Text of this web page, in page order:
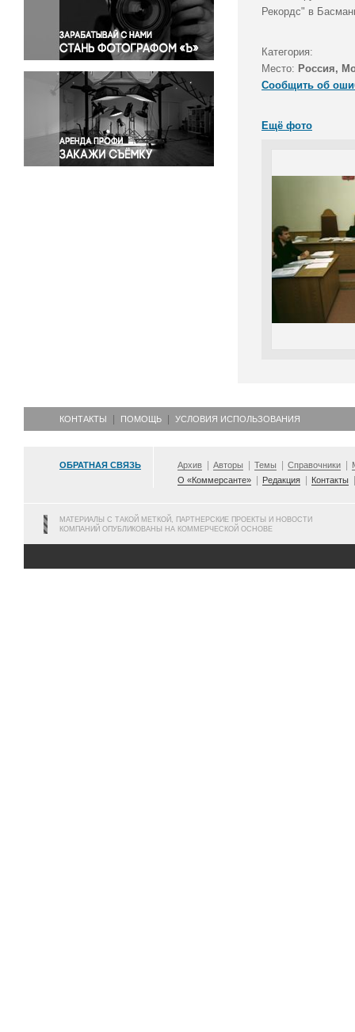
Правосудие
Происшествия и конфликты
Религия
Светская жизнь
Спорт
Экология
Экономика и бизнес
Рекордс" в
Категория:
Место: Россия,
Сообщить об
Ещё фото
КОНТАКТЫ ПОМОЩЬ УСЛОВИЯ ИСПОЛЬЗОВАНИЯ
ОБРАТНАЯ СВЯЗЬ Архив Авторы Темы Справочники
О «Коммерсанте»
Редакция Контакты
МАТЕРИАЛЫ С ТАКОЙ МЕТКОЙ, ПАРТНЕРСКИЕ ПРОЕКТЫ И НОВОСТИ
КОМПАНИЙ ОПУБЛИКОВАНЫ НА КОММЕРЧЕСКОЙ ОСНОВЕ